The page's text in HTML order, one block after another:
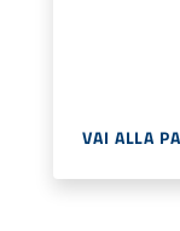
VAI ALLA